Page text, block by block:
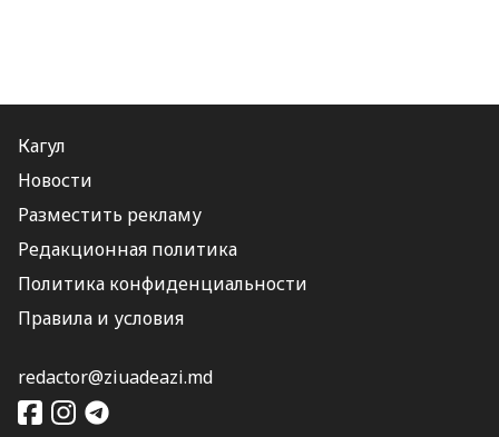
Кагул
Новости
Разместить рекламу
Редакционная политика
Политика конфиденциальности
Правила и условия
redactor@ziuadeazi.md